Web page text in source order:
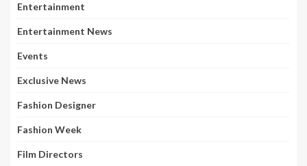
Entertainment
Entertainment News
Events
Exclusive News
Fashion Designer
Fashion Week
Film Directors